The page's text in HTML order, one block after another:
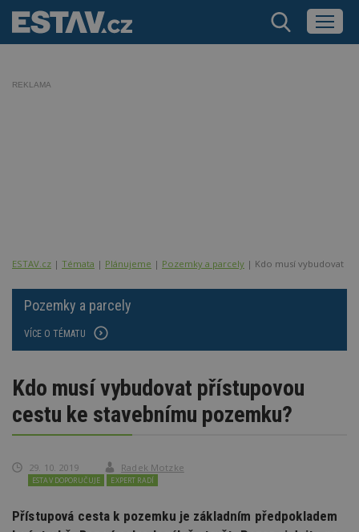
REKLAMA
ESTAV.cz Témata Plánujeme Pozemky a parcely Kdo musí vybudovat
Pozemky a parcely
VÍCE O TÉMATU
Kdo musí vybudovat přístupovou
cestu ke stavebnímu pozemku?
29. 10. 2019 Radek Motzke
ESTAV DOPORUČUJE EXPERT RADÍ
Přístupová cesta k pozemku je základním předpokladem